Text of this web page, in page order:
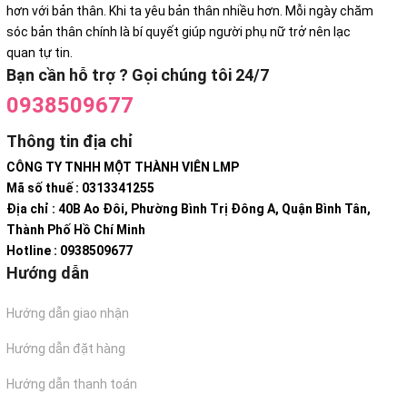
hơn với bản thân. Khi ta yêu bản thân nhiều hơn. Mỗi ngày chăm
sóc bản thân chính là bí quyết giúp người phụ nữ trở nên lạc
quan tự tin.
Bạn cần hỗ trợ ? Gọi chúng tôi 24/7
0938509677
Thông tin địa chỉ
CÔNG TY TNHH MỘT THÀNH VIÊN LMP
Mã số thuế : 0313341255
Địa chỉ : 40B Ao Đôi, Phường Bình Trị Đông A, Quận Bình Tân,
Thành Phố Hồ Chí Minh
Hotline : 0938509677
Hướng dẫn
Hướng dẫn giao nhận
Hướng dẫn đặt hàng
Hướng dẫn thanh toán